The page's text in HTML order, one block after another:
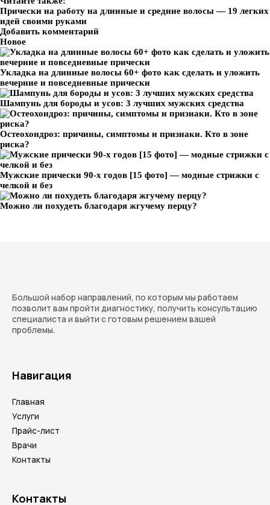
Прически на работу на длинные и средние волосы — 19 легких
идей своими руками
Добавить комментарий
Новое
Укладка на длинные волосы 60+ фото как сделать и уложить
вечерние и повседневные прически
Шампунь для бороды и усов: 3 лучших мужских средства
Остеохондроз: причины, симптомы и признаки. Кто в зоне
риска?
Мужские прически 90-х годов [15 фото] — модные стрижки с
челкой и без
Можно ли похудеть благодаря жгучему перцу?
Большой набор направлений, по которым мы работаем
позволит вам пройти диагностику, получить консультацию
специалиста и выйти с готовым решением вашей
проблемы.
Навигация
Главная
Услуги
Прайс-лист
Врачи
Контакты
Контакты